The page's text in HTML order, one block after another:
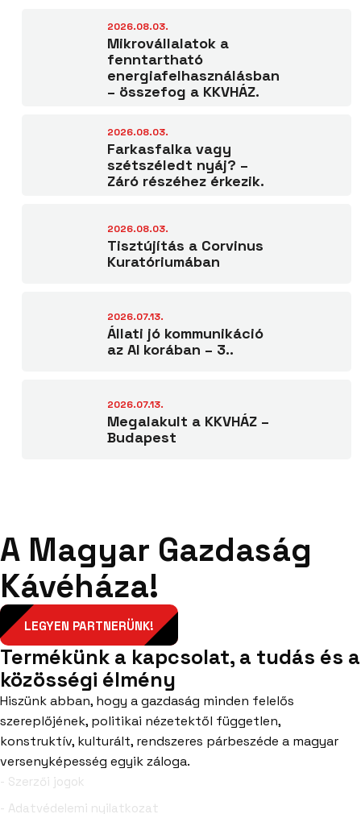
2026.08.03.
Mikrovállalatok a
fenntartható
energiafelhasználásban
– összefog a KKVHÁZ.
2026.08.03.
Farkasfalka vagy
szétszéledt nyáj? –
Záró részéhez érkezik.
2026.08.03.
Tisztújítás a Corvinus
Kuratóriumában
2026.07.13.
Állati jó kommunikáció
az AI korában – 3..
2026.07.13.
Megalakult a KKVHÁZ –
Budapest
A Magyar Gazdaság
Kávéháza!
LEGYEN PARTNERÜNK!
Termékünk a kapcsolat, a tudás és a
közösségi élmény
Hiszünk abban, hogy a gazdaság minden felelős
szereplőjének, politikai nézetektől független,
konstruktív, kulturált, rendszeres párbeszéde a magyar
versenyképesség egyik záloga.
- Szerzői jogok
- Adatvédelemi nyilatkozat